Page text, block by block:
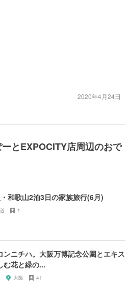
2020年4月24日
とEXPOCITY店周辺のおで
和歌山2泊3日の家族旅行(6月)
1
ンニチハ。大阪万博記念公園とエキス
む花と緑の...
大阪 41